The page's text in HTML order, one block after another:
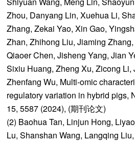
Zhou, Danyang Lin, Xuehua Li,
Zhang, Zekai Yao, Xin Gao,
Zhan, Zhihong Liu, Jiaming
Qiaoer Chen, Jisheng Yang, Jian
Sixiu Huang, Zheng Xu, Zicong Li,
Zhenfang Wu, Multi-omic
regulatory variation in hybrid pigs,
15, 5587 (2024), (期刊论文)
(2) Baohua Tan, Linjun Hong,
Lu, Shanshan Wang, Langqing